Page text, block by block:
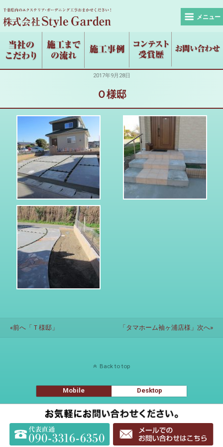
メニュー
2017年9月28日
Ｏ様邸
«前へ「Ｔ様邸」 「タマホーム袖ヶ浦店様」次へ»
Back to top
Mobile Desktop